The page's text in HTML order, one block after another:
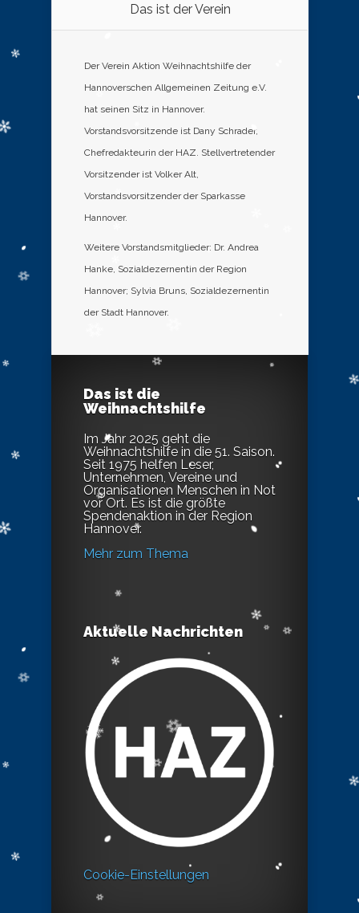
Das ist der Verein
Der Verein Aktion Weihnachtshilfe der
Hannoverschen Allgemeinen Zeitung e.V.
hat seinen Sitz in Hannover.
Vorstandsvorsitzende ist Dany Schrader,
Chefredakteurin der HAZ. Stellvertretender
Vorsitzender ist Volker Alt,
Vorstandsvorsitzender der Sparkasse
Hannover.
Weitere Vorstandsmitglieder: Dr. Andrea
Hanke, Sozialdezernentin der Region
Hannover; Sylvia Bruns, Sozialdezernentin
der Stadt Hannover.
Das ist die
Weihnachtshilfe
Im Jahr 2025 geht die
Weihnachtshilfe in die 51. Saison.
Seit 1975 helfen Leser,
Unternehmen, Vereine und
Organisationen Menschen in Not
vor Ort. Es ist die größte
Spendenaktion in der Region
Hannover.
Mehr zum Thema
Aktuelle Nachrichten
Cookie-Einstellungen